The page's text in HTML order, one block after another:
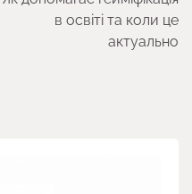
в освіті та коли це
актуально